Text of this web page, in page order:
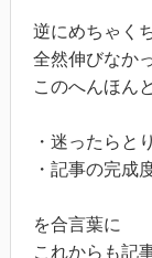
逆にめちゃく
全然伸びなか
このへんほん
・迷ったらと
・記事の完成
を合言葉に
これからも記